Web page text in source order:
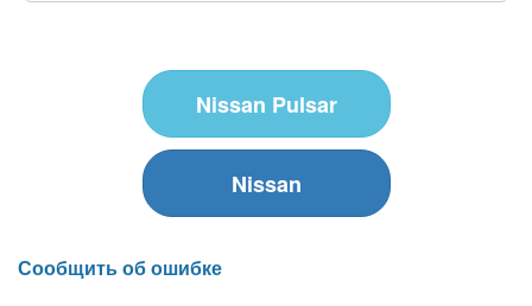
Nissan Pulsar
Nissan
Сообщить об ошибке